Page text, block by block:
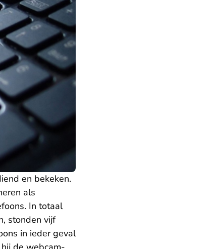
en bekeken.
als
In totaal
stonden vijf
in ieder geval